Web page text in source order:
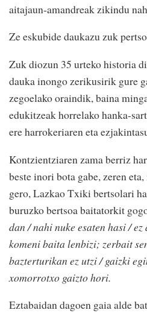
aitajaun-amandreak zikindu
Ze eskubide daukazu zuk
Zuk diozun 35 urteko historia
dauka inongo zerikusirik gure
zegoelako oraindik, baina
edukitzeak horrelako hanka-
ere harrokeriaren eta
Kontzientziaren zama berriz
beste inori bota gabe, zeren
gero, Lazkao Txiki bertsolari
buruzko bertsoa baitatorkit
dan / nahi nuke esaten hasi /
komeni baita lenbizi; zerbait
bazterturikan ez utzi / gaizki
xomorrotxo gaizto hori.
Eztabaidan dagoen gaia alde